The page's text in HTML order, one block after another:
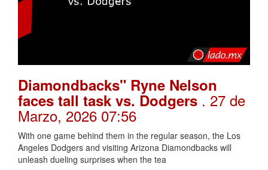
Diamondbacks" Ryne Nelson
faces tall task vs. Dodgers . 27 de
Marzo, 2026 07:56
With one game behind them in the regular season, the Los
Angeles Dodgers and visiting Arizona Diamondbacks will
unleash dueling surprises when the tea